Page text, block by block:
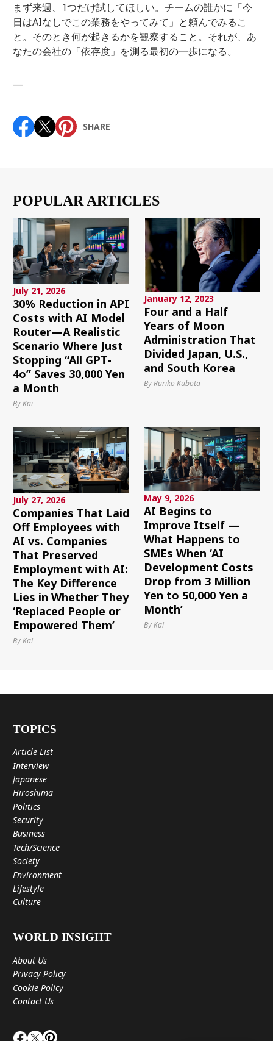
まず来週、1つだけ試してほしい。チームの誰かに「今
日はAIなしでこの業務をやってみて」と頼んでみるこ
と。そのとき何が起きるかを観察すること。それが、あ
なたの会社の「依存度」を測る最初の一歩になる。
—
SHARE
POPULAR ARTICLES
July 21, 2026
30% Reduction in API
Costs with AI Model
Router—A Realistic
Scenario Where Just
Stopping “All GPT-
4o” Saves 30,000 Yen
a Month
By Kai
January 12, 2023
Four and a Half
Years of Moon
Administration That
Divided Japan, U.S.,
and South Korea
By Ruriko Kubota
July 27, 2026
Companies That Laid
Off Employees with
AI vs. Companies
That Preserved
Employment with AI:
The Key Difference
Lies in Whether They
‘Replaced People or
Empowered Them’
By Kai
May 9, 2026
AI Begins to
Improve Itself —
What Happens to
SMEs When ‘AI
Development Costs
Drop from 3 Million
Yen to 50,000 Yen a
Month’
By Kai
TOPICS
Article List
Interview
Japanese
Hiroshima
Politics
Security
Business
Tech/Science
Society
Environment
Lifestyle
Culture
WORLD INSIGHT
About Us
Privacy Policy
Cookie Policy
Contact Us